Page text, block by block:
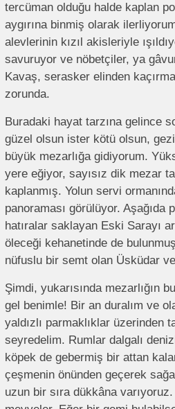
tercüman olduğu halde kaplan
aygırına binmiş olarak
alevlerinin kızıl akisleriyle
savuruyor ve nöbetçiler, ya
Kavaş, serasker elinden
zorunda.
Buradaki hayat tarzına gelince
güzel olsun ister kötü olsun,
büyük mezarlığa gidiyorum.
yere eğiyor, sayısız dik mezar
kaplanmış. Yolun servi
panoraması görülüyor. Aşağıda
hatıralar saklayan Eski Sarayı
öleceği kehanetinde de
nüfuslu bir semt olan Üsküdar
Şimdi, yukarısında mezarlığın
gel benimle! Bir an duralım ve
yaldızlı parmaklıklar üzerinden
seyredelim. Rumlar dalgalı
köpek de gebermiş bir attan
çeşmenin önünden geçerek
uzun bir sıra dükkâna